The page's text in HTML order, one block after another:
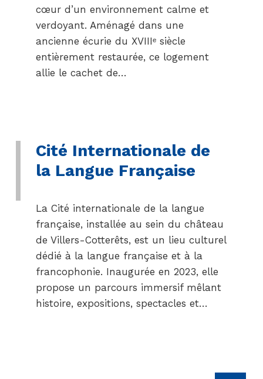
cœur d’un environnement calme et
verdoyant. Aménagé dans une
ancienne écurie du XVIIIᵉ siècle
entièrement restaurée, ce logement
allie le cachet de…
Cité Internationale de
la Langue Française
La Cité internationale de la langue
française, installée au sein du château
de Villers-Cotterêts, est un lieu culturel
dédié à la langue française et à la
francophonie. Inaugurée en 2023, elle
propose un parcours immersif mêlant
histoire, expositions, spectacles et…